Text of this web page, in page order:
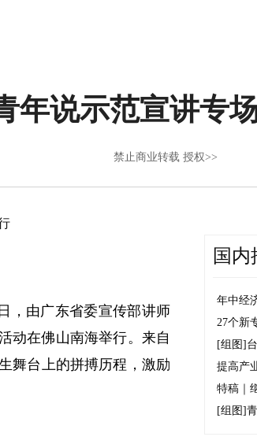
年说示范宣讲专
禁止商业转载 授权>>
，由广东省委宣传部讲师
动在佛山南海举行。来自
舞台上的拼搏历程，激励
国内
年中经
27个新
[组图]
提高产
特稿｜
[组图]